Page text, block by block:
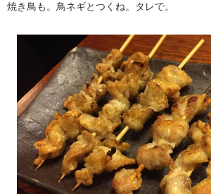
焼き鳥も。鳥ネギとつくね。タレで。